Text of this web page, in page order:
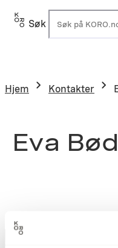
Søk
Hjem Kontakter
Eva